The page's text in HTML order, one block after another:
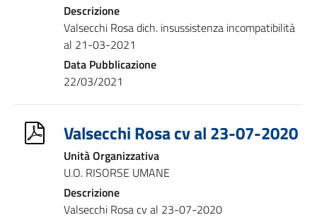
Descrizione
Valsecchi Rosa dich. insussistenza incompatibilità
al 21-03-2021
Data Pubblicazione
22/03/2021
Valsecchi Rosa cv al 23-07-2020
Unità Organizzativa
U.O. RISORSE UMANE
Descrizione
Valsecchi Rosa cv al 23-07-2020